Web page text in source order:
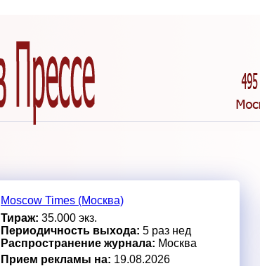
Moscow Times (Москва)
Тираж: 35.000 экз.
Периодичность выхода: 5 раз нед
Распространение журнала: Москва
Прием рекламы на: 19.08.2026